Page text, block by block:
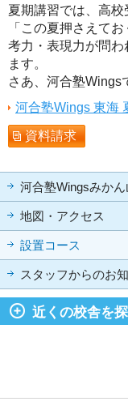
夏期講習では、高校
「この夏押さえて
考力・表現力が問
ます。
さあ、河合塾Wings
河合塾Wings 東海
資料請求
河合塾Wingsみか
地図・アクセス
設置コース
スタッフからのお
近くの校舎を